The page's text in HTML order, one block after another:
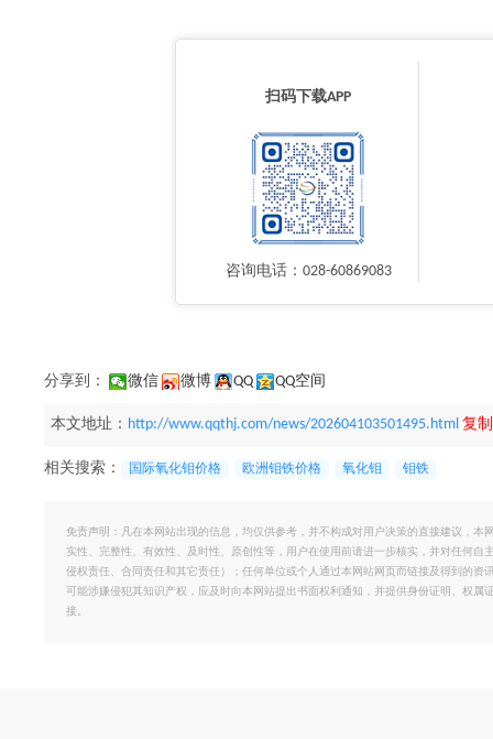
扫码下载APP
咨询电话：028-60869083
分享到： 微信 微博 QQ QQ空间
本文地址： http://www.qqthj.com/news/202604103501495.html 复
相关搜索： 国际氧化钼价格 欧洲钼铁价格 氧化钼 钼铁
免责声明：凡在本网站出现的信息，均仅供参考，并不构成对用户决策的直接建议，
实性、完整性、有效性、及时性、原创性等，用户在使用前请进一步核实，并对任何
侵权责任、合同责任和其它责任）；任何单位或个人通过本网站网页而链接及得到的
可能涉嫌侵犯其知识产权，应及时向本网站提出书面权利通知，并提供身份证明、权
接。